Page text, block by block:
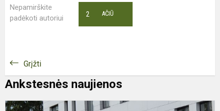
Nepamirškite
padėkoti autoriui
AČIŪ
2
Grįžti
Ankstesnės naujienos